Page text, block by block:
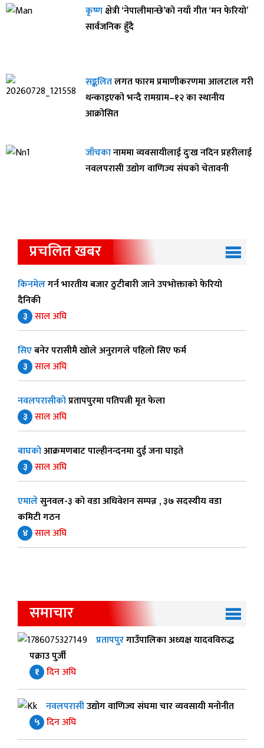
कृष्णक्षेत्री ‘नेपालीमान्छे’को नयाँ गीत ‘मन फेरियो’
सार्वजनिक हुँदै
सङ्कलितलगत फारम प्रमाणीकरणमा आलटाल गरी
थन्काइएको भन्दै रामग्राम–१२ का स्थानीय
आक्रोसित
जाँचकानाममा व्यवसायीलाई दुःख नदिन प्रहरीलाई
नवलपरासी उद्योग वाणिज्य संघको चेतावनी
प्रचलित खबर
किनमेलगर्न भारतीय बजार ठुटीबारी जाने उपभोक्ताको फेरियो
दैनिकी
३ साल अघि
सिएबनेर परासीमै खोले अनुरागले पहिलो सिए फर्म
३ साल अघि
नवलपरासीकोप्रतापपुरमा पतिपत्नी मृत फेला
३ साल अघि
बाघकोआक्रमणबाट पाल्हीनन्दनमा दुई जना घाइते
३ साल अघि
एमालेसुनवल-३ को वडा अधिवेशन सम्पन्न , ३७ सदस्यीय वडा
कमिटी गठन
४ साल अघि
समाचार
प्रतापपुरगाउँपालिका अध्यक्ष यादवविरुद्ध
पक्राउ पुर्जी
१ दिन अघि
नवलपरासीउद्योग वाणिज्य संघमा चार व्यवसायी मनोनीत
५ दिन अघि